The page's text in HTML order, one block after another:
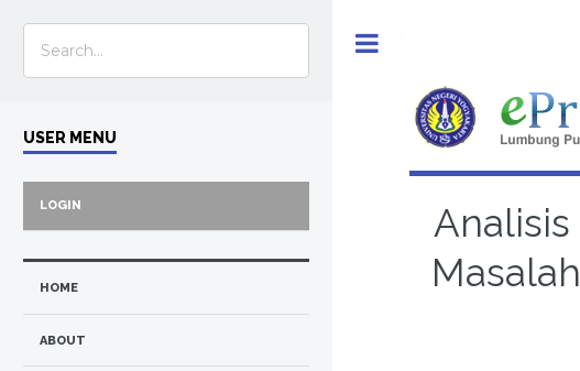
USER MENU
LOGIN
HOME
ABOUT